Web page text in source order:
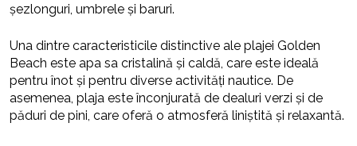
șezlonguri, umbrele și baruri.
Una dintre caracteristicile distinctive ale plajei Golden
Beach este apa sa cristalină și caldă, care este ideală
pentru înot și pentru diverse activități nautice. De
asemenea, plaja este înconjurată de dealuri verzi și de
păduri de pini, care oferă o atmosferă liniștită și relaxantă.